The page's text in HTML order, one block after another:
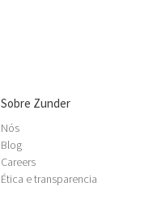
Sobre Zunder
Nós
Blog
Careers
Ética e transparencia